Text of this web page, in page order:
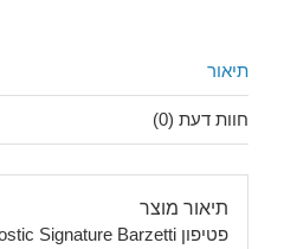
תיאור
חוות דעת (0)
תיאור מוצר
פטיפון Acostic Signature Barzetti